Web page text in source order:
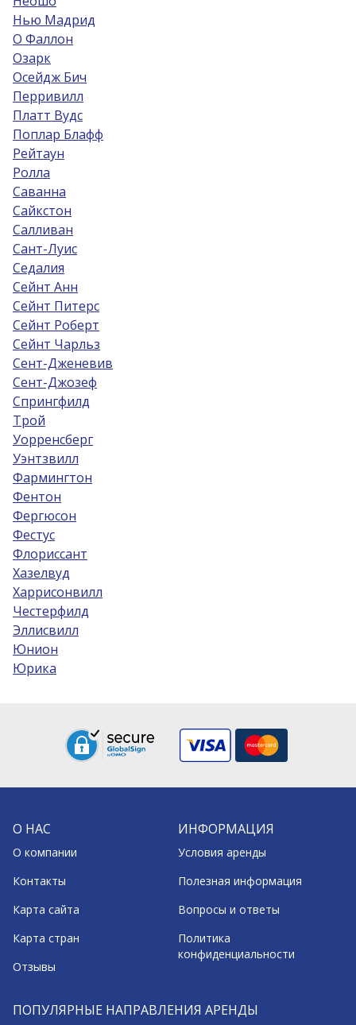
Нью Мадрид
О Фаллон
Озарк
Осейдж Бич
Перривилл
Платт Вудс
Поплар Блафф
Рейтаун
Ролла
Саванна
Сайкстон
Салливан
Сант-Луис
Седалия
Сейнт Анн
Сейнт Питерс
Сейнт Роберт
Сейнт Чарльз
Сент-Дженевив
Сент-Джозеф
Спрингфилд
Трой
Уорренсберг
Уэнтзвилл
Фармингтон
Фентон
Фергюсон
Фестус
Флориссант
Хазелвуд
Харрисонвилл
Честерфилд
Эллисвилл
Юнион
Юрика
О НАС
О компании
Контакты
Карта сайта
Карта стран
Отзывы
ИНФОРМАЦИЯ
Условия аренды
Полезная информация
Вопросы и ответы
Политика
конфиденциальности
ПОПУЛЯРНЫЕ НАПРАВЛЕНИЯ АРЕНДЫ